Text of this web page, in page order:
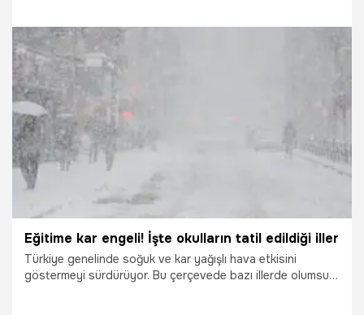
Cuma okullar tatil mi? Hangi il ve ilçelerde okullar tatil
edildi?
7.02.2025 Gündem
Eğitime kar engeli! İşte okulların tatil edildiği iller
Türkiye genelinde soğuk ve kar yağışlı hava etkisini
göstermeyi sürdürüyor. Bu çerçevede bazı illerde olumsuz